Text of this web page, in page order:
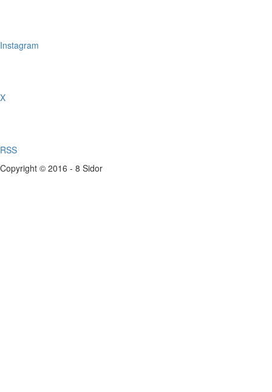
Instagram
X
RSS
Copyright © 2016 - 8 Sidor